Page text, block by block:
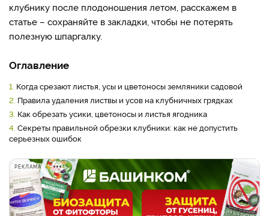
клубнику после плодоношения летом, расскажем в
статье – сохраняйте в закладки, чтобы не потерять
полезную шпаргалку.
Оглавление
1. Когда срезают листья, усы и цветоносы земляники садовой
2. Правила удаления листвы и усов на клубничных грядках
3. Как обрезать усики, цветоносы и листья ягодника
4. Секреты правильной обрезки клубники: как не допустить
серьезных ошибок
РЕКЛАМА